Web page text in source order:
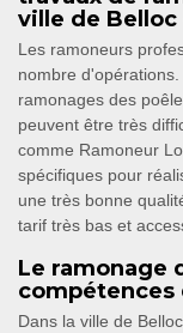
ville de
Les ramoneurs
nombre
ramonages des
peuvent être très
comme Ramoneur
spécifiques pour
une très bonne
tarif très bas et
Le ramonage
compétences
Dans la ville de